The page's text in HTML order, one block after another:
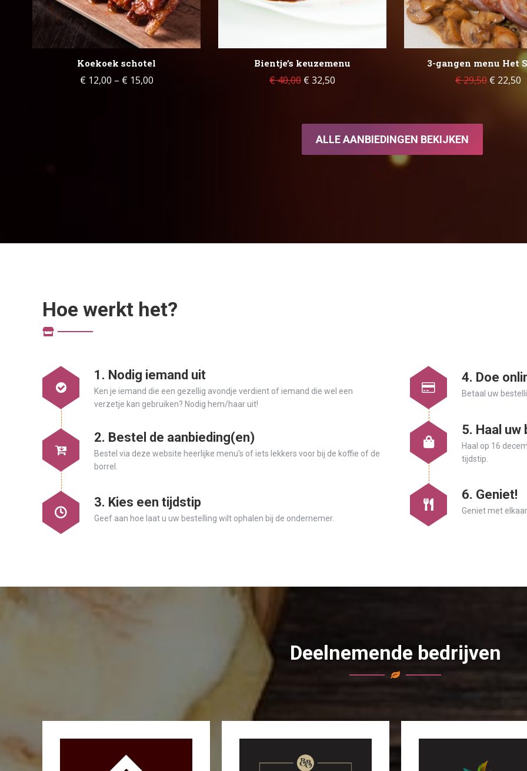
Koekoek schotel
€12,00 – €15,00
Bientje’s keuzemenu
€40,00 € 32,50
3-gangen menu Het
€29,50 € 22,50
ALLE AANBIEDINGEN BEKIJKEN
Hoe werkt het?
1. Nodig iemand uit
Ken je iemand die een gezellig avondje verdient of iemand die wel een
verzetje kan gebruiken? Nodig hem/haar uit!
2. Bestel de aanbieding(en)
Bestel via deze website heerlijke menu’s of iets lekkers voor bij de koffie of de
borrel.
3. Kies een tijdstip
Geef aan hoe laat u uw bestelling wilt ophalen bij de ondernemer.
4. Doe
Betaal uw
5. Haal uw
Haal op 16
tijdstip.
6. Geniet!
Geniet met
Deelnemende bedrijven